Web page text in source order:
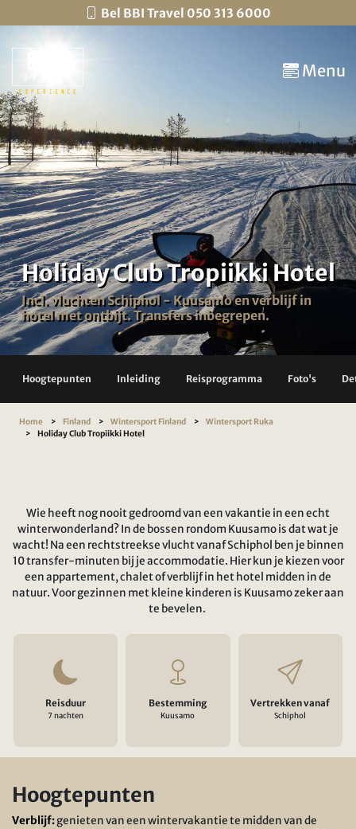
Bel BBI Travel 050 313 6000
Menu
Holiday Club Tropiikki Hotel
Incl. vluchten Schiphol - Kuusamo en verblijf in
hotel met ontbijt. Transfers inbegrepen.
Hoogtepunten Inleiding Reisprogramma Foto's
Home Finland Wintersport Finland
Wintersport Ruka
Holiday Club Tropiikki Hotel
Wie heeft nog nooit gedroomd van een vakantie in een echt
winterwonderland? In de bossen rondom Kuusamo is dat wat je
wacht! Na een rechtstreekse vlucht vanaf Schiphol ben je binnen
10 transfer-minuten bij je accommodatie. Hier kun je kiezen voor
een appartement, chalet of verblijf in het hotel midden in de
natuur. Voor gezinnen met kleine kinderen is Kuusamo zeker aan
te bevelen.
Reisduur
7 nachten
Bestemming
Kuusamo
Vertrekken vanaf
Schiphol
Hoogtepunten
Verblijf:genieten van een wintervakantie te midden van de